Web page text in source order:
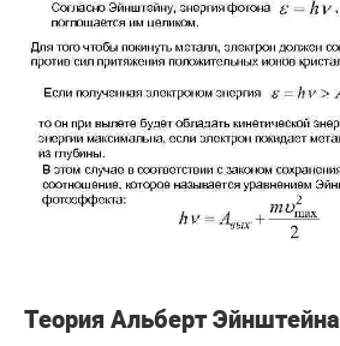
Теория Альберт Эйнштейна